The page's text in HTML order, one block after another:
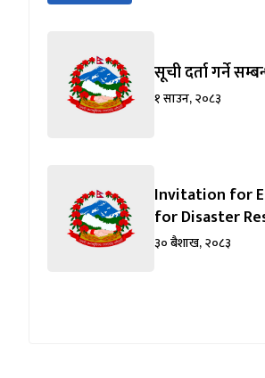
जानुहोस्
(सक्रिय ट्याब)
सूची दर्ता गर्ने
१ साउन, २०८३
Invitation for
for Disaster
३० बैशाख, २०८३